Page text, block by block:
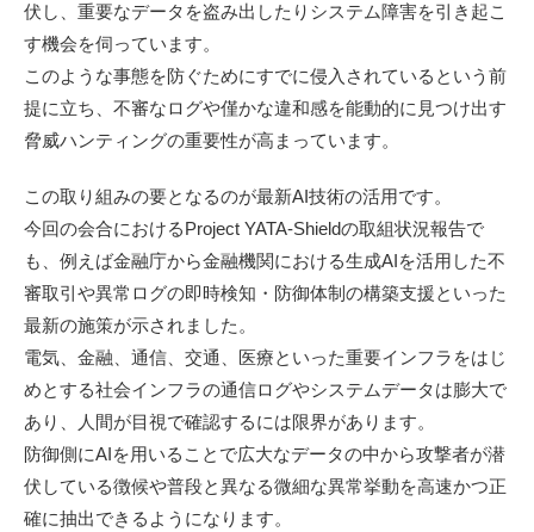
伏し、重要なデータを盗み出したりシステム障害を引き起こ
す機会を伺っています。
このような事態を防ぐためにすでに侵入されているという前
提に立ち、不審なログや僅かな違和感を能動的に見つけ出す
脅威ハンティングの重要性が高まっています。
この取り組みの要となるのが最新AI技術の活用です。
今回の会合におけるProject YATA-Shieldの取組状況報告で
も、例えば金融庁から金融機関における生成AIを活用した不
審取引や異常ログの即時検知・防御体制の構築支援といった
最新の施策が示されました。
電気、金融、通信、交通、医療といった重要インフラをはじ
めとする社会インフラの通信ログやシステムデータは膨大で
あり、人間が目視で確認するには限界があります。
防御側にAIを用いることで広大なデータの中から攻撃者が潜
伏している徴候や普段と異なる微細な異常挙動を高速かつ正
確に抽出できるようになります。